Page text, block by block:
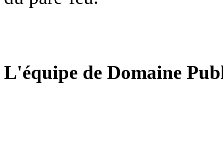
L'équipe de Domaine